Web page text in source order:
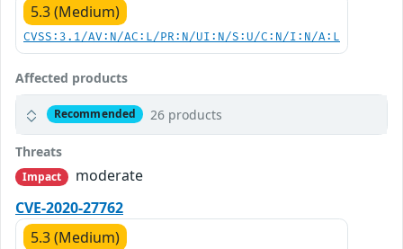
5.3 (Medium)
CVSS:3.1/AV:N/AC:L/PR:N/UI:N/S:U/C:N/I:N/A:L
Affected products
Recommended 26 products
Threats
Impact
moderate
CVE-2020-27762
5.3 (Medium)